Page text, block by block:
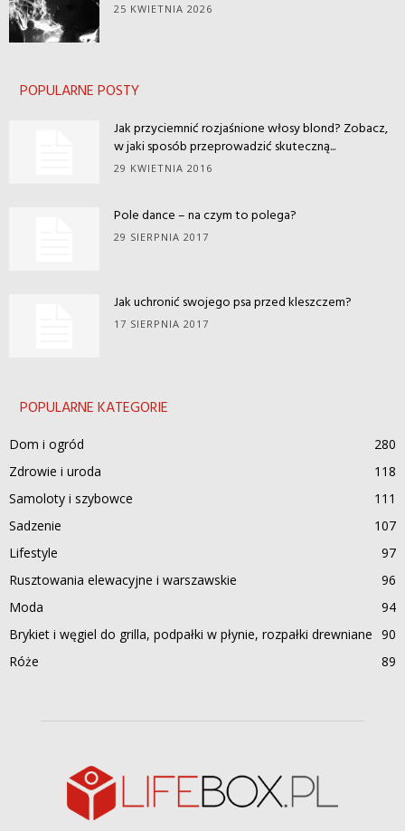
25 KWIETNIA 2026
POPULARNE POSTY
Jak przyciemnić rozjaśnione włosy blond? Zobacz,
w jaki sposób przeprowadzić skuteczną...
29 KWIETNIA 2016
Pole dance – na czym to polega?
29 SIERPNIA 2017
Jak uchronić swojego psa przed kleszczem?
17 SIERPNIA 2017
POPULARNE KATEGORIE
Dom i ogród
280
Zdrowie i uroda
118
Samoloty i szybowce
111
Sadzenie
107
Lifestyle
97
Rusztowania elewacyjne i warszawskie
96
Moda
94
Brykiet i węgiel do grilla, podpałki w płynie, rozpałki drewniane 90
Róże
89